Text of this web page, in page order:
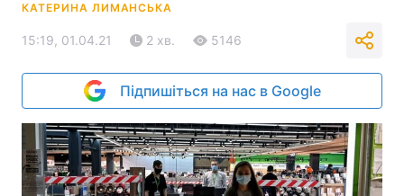
КАТЕРИНА ЛИМАНСЬКА
15:19, 01.04.21 2 хв. 5146
Підпишіться на нас в Google